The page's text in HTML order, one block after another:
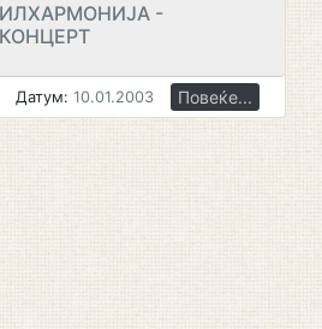
-
Датум: 10.01.2003 Повеќе...